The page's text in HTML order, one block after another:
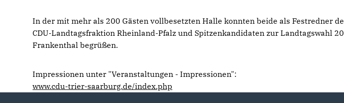
In der mit mehr als 200 Gästen vollbesetzten Halle konnten beide als Festredner
CDU-Landtagsfraktion Rheinland-Pfalz und Spitzenkandidaten zur Landtagswahl
Frankenthal begrüßen.
Impressionen unter "Veranstaltungen - Impressionen":
www.cdu-trier-saarburg.de/index.php